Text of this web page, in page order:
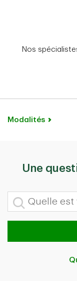
Nos
Modalités
Une
Quelle est votre